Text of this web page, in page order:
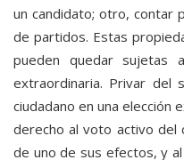
un candidato; otro, contar
de partidos. Estas
pueden quedar sujetas
extraordinaria. Privar del
ciudadano en una elección
derecho al voto activo del
de uno de sus efectos, y